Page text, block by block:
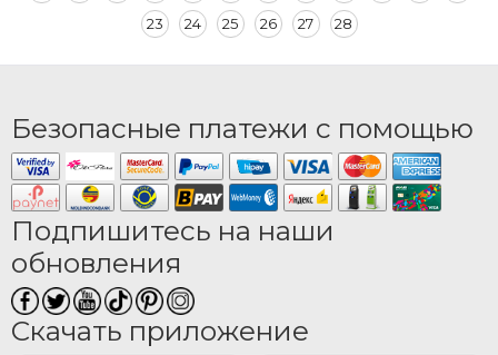
23
24 25 26 27 28
Безопасные платежи с помощью
Подпишитесь на наши
обновления
Скачать приложение